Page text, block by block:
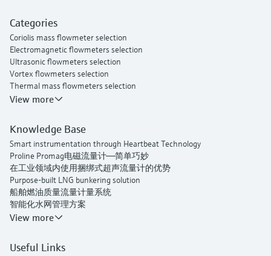
热式质量流量计 Proline t-mass I 300
Categories
Coriolis mass flowmeter selection
Electromagnetic flowmeters selection
Ultrasonic flowmeters selection
Vortex flowmeters selection
Thermal mass flowmeters selection
View more
Knowledge Base
Smart instrumentation through Heartbeat Technology
Proline Promag电磁流量计——简单巧妙
在工业领域内使用捆绑式超声流量计的优势
Purpose-built LNG bunkering solution
船舶燃油质量流量计量系统
智能化水网管理方案
Endress+Hauser流量
View more
Useful Links